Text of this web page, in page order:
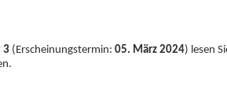
3 (Erscheinungstermin: 05. März 2024) lesen